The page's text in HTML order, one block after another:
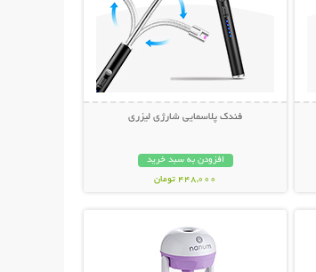
فندک پلاسمایی شارژی لیزری
افزودن به سبد خرید
448,000 تومان